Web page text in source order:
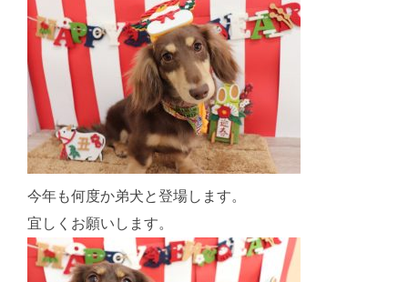
今年も何度か弟犬と登場します。
宜しくお願いします。